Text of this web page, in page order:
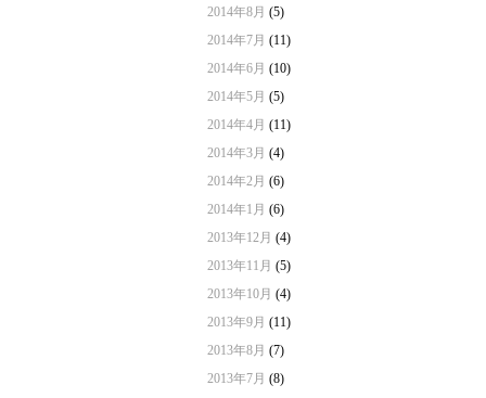
2014年8月 (5)
2014年7月 (11)
2014年6月 (10)
2014年5月 (5)
2014年4月 (11)
2014年3月 (4)
2014年2月 (6)
2014年1月 (6)
2013年12月 (4)
2013年11月 (5)
2013年10月 (4)
2013年9月 (11)
2013年8月 (7)
2013年7月 (8)